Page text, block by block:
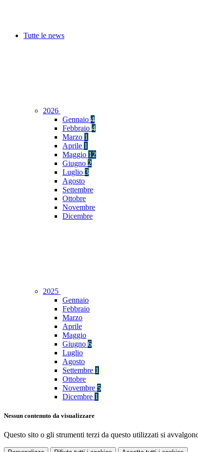
Tutte le news
2026
Gennaio 4
Febbraio 4
Marzo 1
Aprile 1
Maggio 12
Giugno 2
Luglio 3
Agosto
Settembre
Ottobre
Novembre
Dicembre
2025
Gennaio
Febbraio
Marzo
Aprile
Maggio
Giugno 6
Luglio
Agosto
Settembre 1
Ottobre
Novembre 5
Dicembre 1
Nessun contenuto da visualizzare
Questo sito o gli strumenti terzi da questo utilizzati si